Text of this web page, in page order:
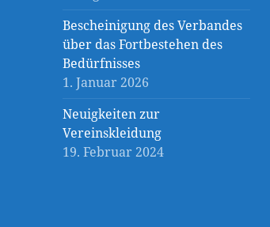
Bescheinigung des Verbandes
über das Fortbestehen des
Bedürfnisses
1. Januar 2026
Neuigkeiten zur
Vereinskleidung
19. Februar 2024